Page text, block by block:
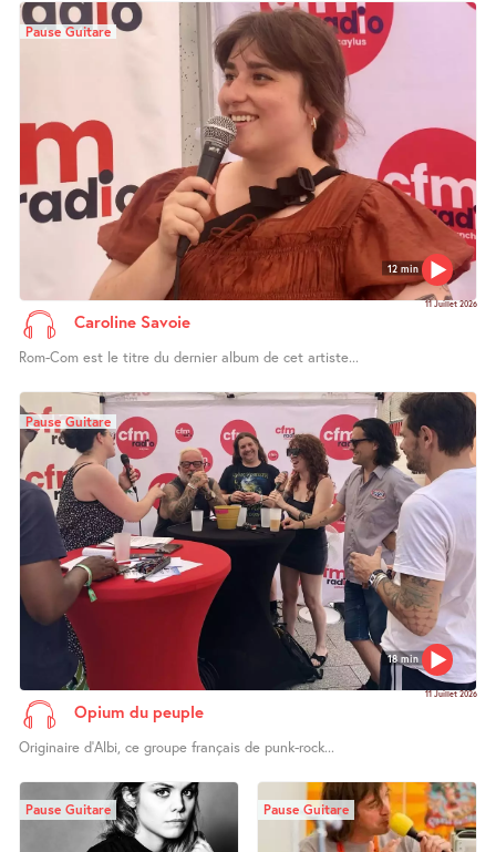
12 min
Pause Guitare
11 Juillet 2026
Caroline Savoie
Rom-Com est le titre du dernier album de cet artiste...
18 min
Pause Guitare
11 Juillet 2026
Opium du peuple
Originaire d’Albi, ce groupe français de punk-rock...
Pause Guitare Pause Guitare